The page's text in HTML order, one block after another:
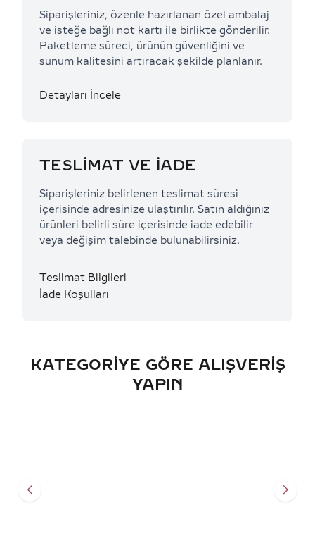
Siparişleriniz, özenle hazırlanan özel ambalaj
ve isteğe bağlı not kartı ile birlikte gönderilir.
Paketleme süreci, ürünün güvenliğini ve
sunum kalitesini artıracak şekilde planlanır.
Detayları İncele
TESLİMAT VE İADE
Siparişleriniz belirlenen teslimat süresi
içerisinde adresinize ulaştırılır. Satın aldığınız
ürünleri belirli süre içerisinde iade edebilir
veya değişim talebinde bulunabilirsiniz.
Teslimat Bilgileri
İade Koşulları
KATEGORIYE GÖRE ALIŞVERIŞ
YAPIN